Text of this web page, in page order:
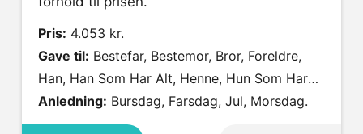
Pris: 4.053 kr.
Gave til: Bestefar, Bestemor, Bror, Foreldre,
Han, Han Som Har Alt, Henne, Hun Som Har
Alt, Kjæresten (Han), Kjæresten (Henne),
Kompis, Mamma, Onkel, Pappa, Svigerfar,
Anledning: Bursdag, Farsdag, Jul, Morsdag.